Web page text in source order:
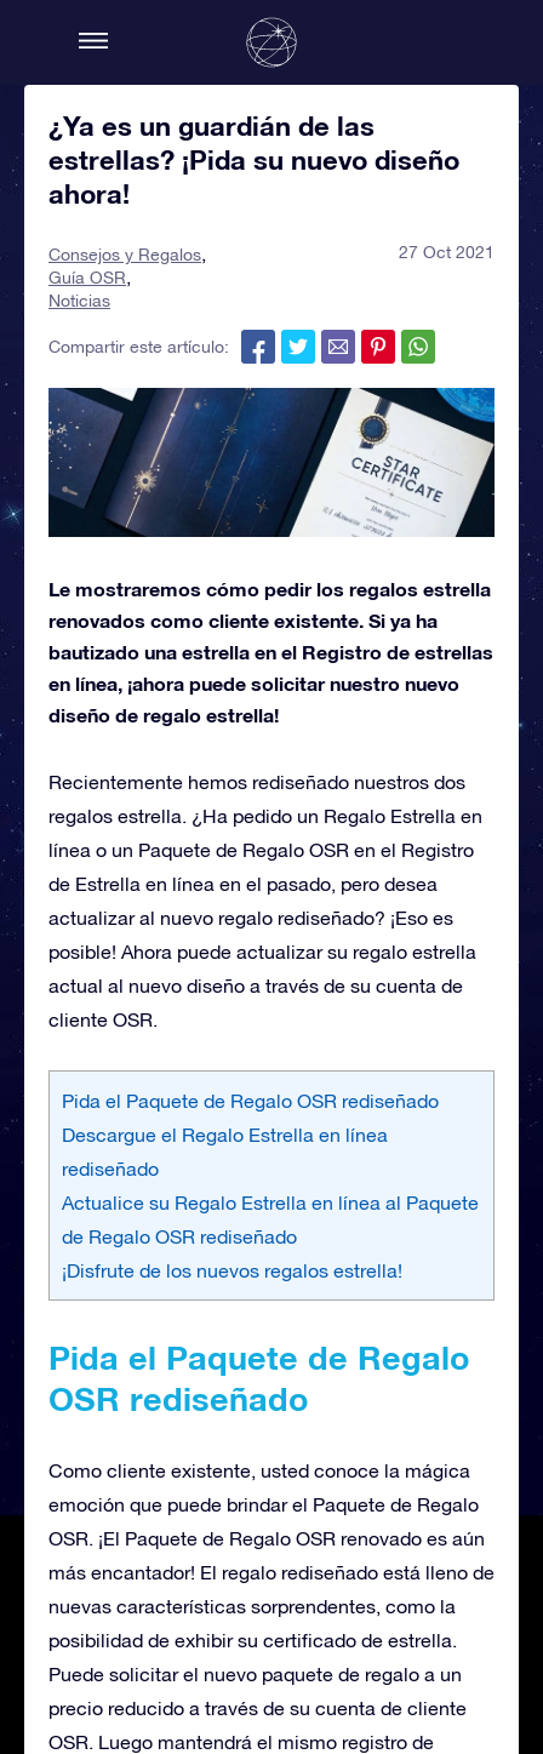
¿Ya es un guardián de las
estrellas? ¡Pida su nuevo diseño
ahora!
Consejos y Regalos
Guía OSR
Noticias
27 Oct 2021
Compartir este artículo:
Le mostraremos cómo pedir los regalos estrella
renovados como cliente existente. Si ya ha
bautizado una estrella en el Registro de estrellas
en línea, ¡ahora puede solicitar nuestro nuevo
diseño de regalo estrella!
Recientemente hemos rediseñado nuestros dos
regalos estrella. ¿Ha pedido un Regalo Estrella en
línea o un Paquete de Regalo OSR en el Registro
de Estrella en línea en el pasado, pero desea
actualizar al nuevo regalo rediseñado? ¡Eso es
posible! Ahora puede actualizar su regalo estrella
actual al nuevo diseño a través de su cuenta de
cliente OSR.
Pida el Paquete de Regalo OSR rediseñado
Descargue el Regalo Estrella en línea
rediseñado
Actualice su Regalo Estrella en línea al Paquete
de Regalo OSR rediseñado
¡Disfrute de los nuevos regalos estrella!
Pida el Paquete de Regalo
OSR rediseñado
Como cliente existente, usted conoce la mágica
emoción que puede brindar el Paquete de Regalo
OSR. ¡El Paquete de Regalo OSR renovado es aún
más encantador! El regalo rediseñado está lleno de
nuevas características sorprendentes, como la
posibilidad de exhibir su certificado de estrella.
Puede solicitar el nuevo paquete de regalo a un
precio reducido a través de su cuenta de cliente
OSR. Luego mantendrá el mismo registro de